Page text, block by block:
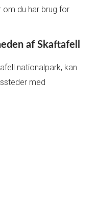
du har brug for
af Skaftafell
nationalpark, kan
med